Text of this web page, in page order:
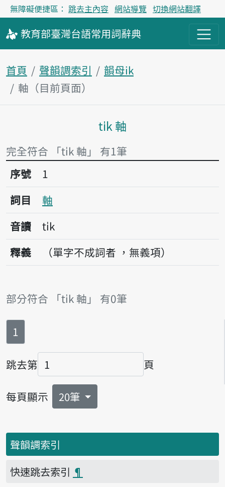
無障礙便捷區： 跳去主內容 網站導覽 切換網站翻譯
教育部臺灣台語常用詞辭典
首頁 聲韻調索引
韻母ik
軸（目前頁面）
主內容區塊
ti̍k 軸
完全符合 「ti̍k 軸」 有1筆
序號1軸
序號
1
詞目
軸
音讀
ti̍k
釋義
（單字不成詞者 ，無義項）
部分符合 「ti̍k 軸」 有0筆
第
1
跳去第
頁碼
頁
每頁顯示 20筆
聲韻調索引
快速跳去索引 ¶